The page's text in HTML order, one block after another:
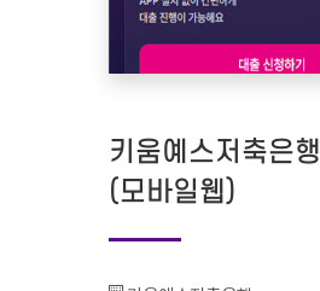
키움예스저축은행
(모바일웹)